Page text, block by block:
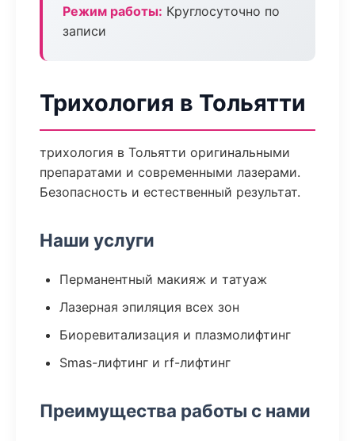
Режим работы: Круглосуточно по
записи
Трихология в Тольятти
трихология в Тольятти оригинальными
препаратами и современными лазерами.
Безопасность и естественный результат.
Наши услуги
Перманентный макияж и татуаж
Лазерная эпиляция всех зон
Биоревитализация и плазмолифтинг
Smas-лифтинг и rf-лифтинг
Преимущества работы с нами